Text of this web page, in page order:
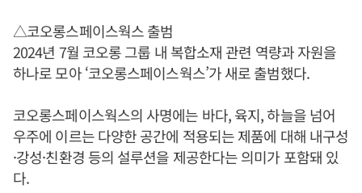
△코오롱스페이스웍스 출범
2024년 7월 코오롱 그룹 내 복합소재 관련 역량과 자원을
하나로 모아 ‘코오롱스페이스웍스’가 새로 출범했다.
코오롱스페이스웍스의 사명에는 바다, 육지, 하늘을 넘어
우주에 이르는 다양한 공간에 적용되는 제품에 대해 내구성
·강성·친환경 등의 설루션을 제공한다는 의미가 포함돼 있
다.